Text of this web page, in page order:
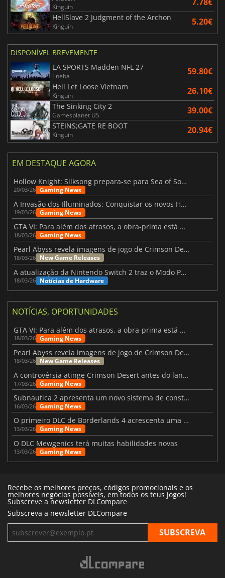
Kinguin
HellSlave 2 Judgment of the Archon
Kinguin 5.20€
DISPONÍVEL BREVEMENTE
EA SPORTS Madden NFL 27
Eneba 59.80€
Hell Let Loose Vietnam
Kinguin 26.10€
The Sinking City 2
Gamesplanet US 39.00€
STEINS;GATE RE BOOT
Kinguin 20.94€
EM DESTAQUE AGORA
Hollow Knight: Silksong prepara-se para Sea of Sorrow com um patch
20/03/26 Gaming News
A Invasão dos Illuminados: Conquistar os novos Helldivers 2 Atualização!
19/03/26 Gaming News
GTA VI: Para além dos atrasos, a obra-prima está quase a chegar
18/03/26 Gaming News
Pearl Abyss revela imagens de jogo de Crimson Desert para a PS5
18/03/26 New Game Releases
A atualização da Nintendo Switch 2 traz o Modo Portátil aos jogos mais antigos da Switch
18/03/26 Notícias de Hardware
NOTÍCIAS, OPORTUNIDADES
GTA VI: Para além dos atrasos, a obra-prima está quase a chegar
18/03/26 Gaming News
Pearl Abyss revela imagens de jogo de Crimson Desert para a PS5
18/03/26 New Game Releases
A controvérsia atinge Crimson Desert antes do lançamento
17/03/26 Gaming News
Subnautica 2 apresenta um novo sistema de construção de bases
16/03/26 Gaming News
O primeiro DLC de Borderlands 4 acrescenta uma nova personagem e muito mais
13/03/26 Gaming News
O DLC Mewgenics terá muitas habilidades novas
13/03/26 Gaming News
Recebe os melhores preços, códigos promocionais e os
melhores negócios possíveis, em todos os teus jogos!
Subscreve a newsletter DLCompare
Subscreva a newsletter DLCompare